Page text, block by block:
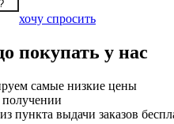
хочу спросить
покупать у нас
самые низкие цены
пункта выдачи заказов